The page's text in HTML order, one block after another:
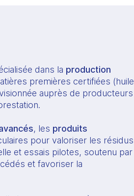
dans la production
premières certifiées (huile
auprès de producteurs
, les produits
pour valoriser les résidus
et essais pilotes, soutenu par
et favoriser la